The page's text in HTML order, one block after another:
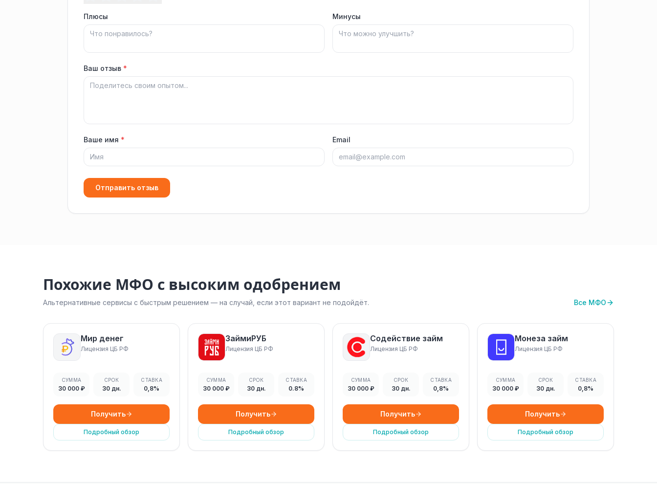
Плюсы Минусы
Ваш отзыв *
Ваше имя * Email
Отправить отзыв
Похожие МФО с высоким одобрением
Альтернативные сервисы с быстрым решением — на случай, если этот вариант не подойдёт. Все МФО
Мир денег
Лицензия ЦБ РФ
СУММА
30 000 ₽
СРОК
30 дн.
СТАВКА
0,8%
Получить
Подробный обзор
ЗаймиРУБ
Лицензия ЦБ РФ
СУММА
30 000 ₽
СРОК
30 дн.
СТАВКА
0.8%
Получить
Подробный обзор
Содействие займ
Лицензия ЦБ РФ
СУММА
30 000 ₽
СРОК
30 дн.
СТАВКА
0,8%
Получить
Подробный обзор
Монеза займ
Лицензия ЦБ РФ
СУММА
30 000 ₽
СРОК
30 дн.
СТАВКА
0,8%
Получить
Подробный обзор